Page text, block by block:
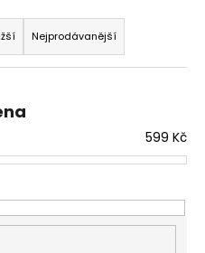
Nejprodávanější
599 Kč